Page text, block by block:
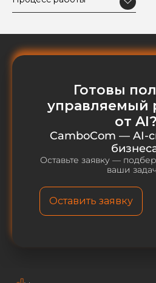
Готовы
управляемый
от AI?
CamboCom — AI-
Оставьте заявку —
ваши
Оставить заявку